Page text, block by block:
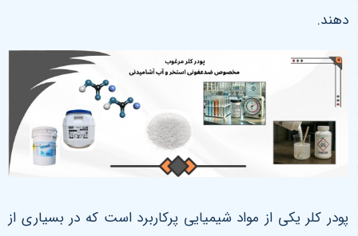
دهند.
پودر کلر یکی از مواد شیمیایی پرکاربرد است که در بسیاری از